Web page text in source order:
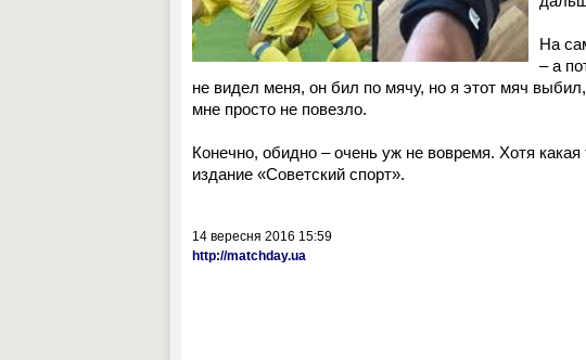
На
– а
не видел меня, он бил по мячу, но я этот мяч
мне просто не повезло.
Конечно, обидно – очень уж не вовремя. Хотя
издание «Советский спорт».
14 вересня 2016 15:59
http://matchday.ua